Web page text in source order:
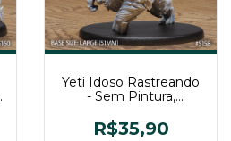
Yeti Idoso Rastreando
- Sem Pintura,
Para RPG de Mesa
R$35,90